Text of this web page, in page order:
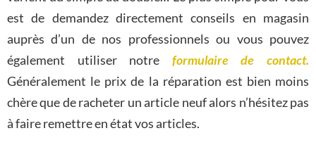
est de demandez directement conseils en magasin
auprès d’un de nos professionnels ou vous pouvez
également utiliser notre formulaire de contact.
Généralement le prix de la réparation est bien moins
chère que de racheter un article neuf alors n’hésitez pas
à faire remettre en état vos articles.